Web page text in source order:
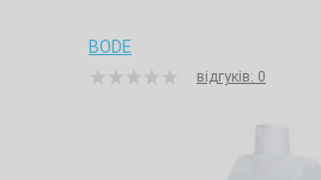
BODE
відгуків: 0